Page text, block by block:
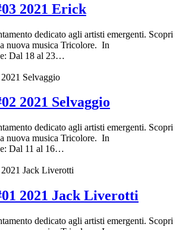
2021 Erick
dedicato agli artisti emergenti. Scopri
nuova musica Tricolore. In
Dal 18 al 23…
2021 Selvaggio
dedicato agli artisti emergenti. Scopri
nuova musica Tricolore. In
Dal 11 al 16…
2021 Jack Liverotti
dedicato agli artisti emergenti. Scopri